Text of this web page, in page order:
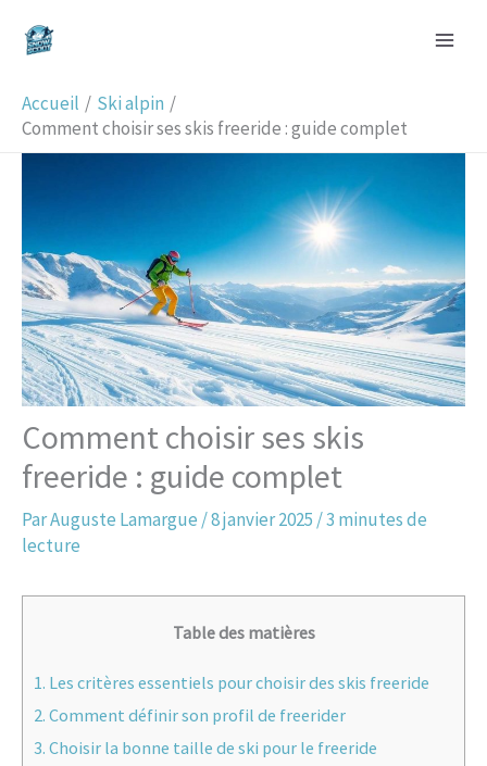
Accueil
Ski alpin
Comment choisir ses skis freeride : guide complet
Comment choisir ses skis
freeride : guide complet
ParAuguste Lamargue /8 janvier 2025 /3 minutes de
lecture
Table des matières
1. Les critères essentiels pour choisir des skis freeride
2. Comment définir son profil de freerider
3. Choisir la bonne taille de ski pour le freeride
e
c
h
h
e
r